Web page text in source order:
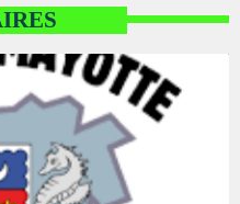
AT 23:00